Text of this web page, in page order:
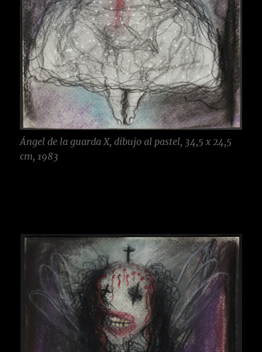
Ángel de la guarda X, dibujo al pastel, 34,5 x 24,5
cm, 1983